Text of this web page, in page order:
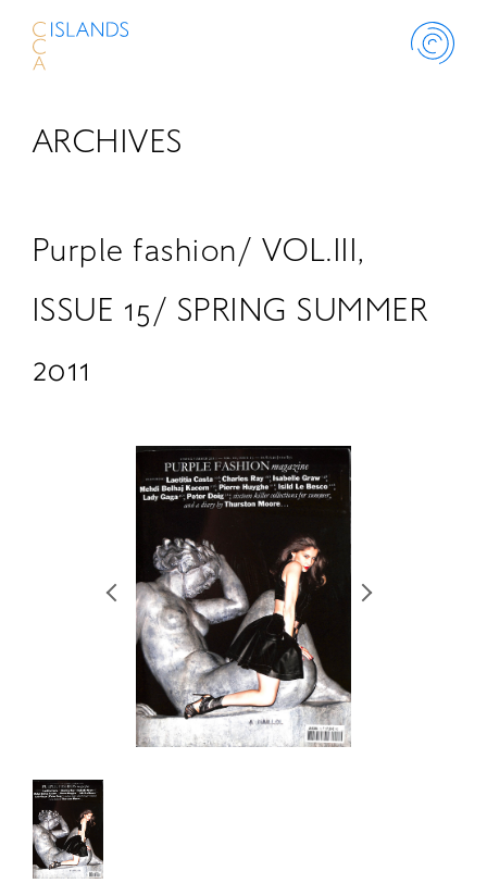
ABOUT
THINK ISLANDS
LIBRARY
SCHOLARSHIP
コンサート
出演者
出版物
スカラシップ受賞者
CONTACT
ARCHIVES
Purple fashion/ VOL.III,
ISSUE 15/ SPRING SUMMER
2011